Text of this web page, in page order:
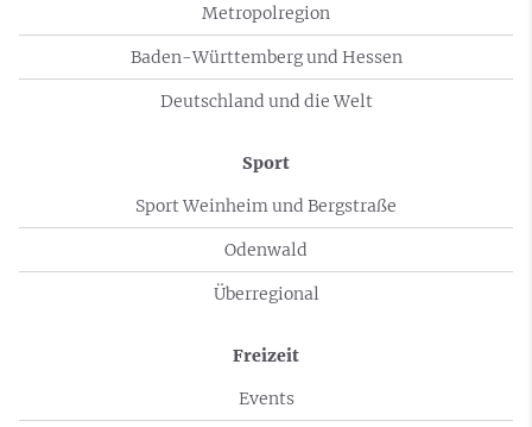
Metropolregion
Baden-Württemberg und Hessen
Deutschland und die Welt
Sport
Sport Weinheim und Bergstraße
Odenwald
Überregional
Freizeit
Events